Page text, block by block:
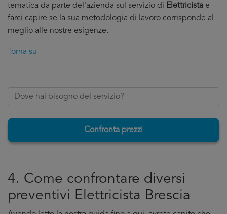
tematica da parte del'azienda sul servizio di Elettricista e
farci capire se la sua metodologia di lavoro corrisponde al
meglio alle nostre esigenze.
Torna su
Confronta prezzi
4. Come confrontare diversi
preventivi Elettricista Brescia